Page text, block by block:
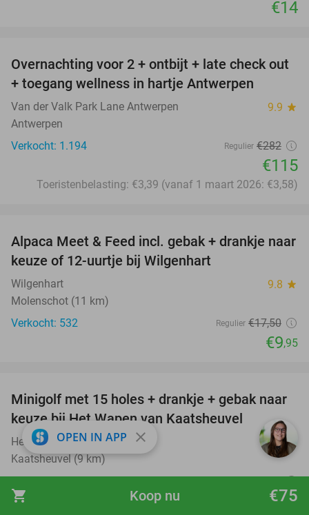
shopping_cart €75
Koop nu
€14
59%
Overnachting voor 2 + ontbijt + late check out
+ toegang wellness in hartje Antwerpen
Van der Valk Park Lane Antwerpen 9.9 star
Antwerpen
Verkocht: 1.194
Regulier €282
€115
Toeristenbelasting: €3,39 (vanaf 1 maart 2026: €3,58)
43%
Alpaca Meet & Feed incl. gebak + drankje naar
keuze of 12-uurtje bij Wilgenhart
Wilgenhart 9.8 star
Molenschot (11 km)
Verkocht: 532
Regulier €17,50
€9,95
41%
Minigolf met 15 holes + drankje + gebak naar
keuze bij Het Wapen van Kaatsheuvel
Het Wapen van Kaatsheuvel 9.0star
Kaatsheuvel (9 km)
€7,95
OPEN IN APP close